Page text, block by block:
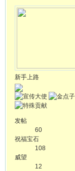
新手上路
发帖
60
祝福宝石
108
威望
12